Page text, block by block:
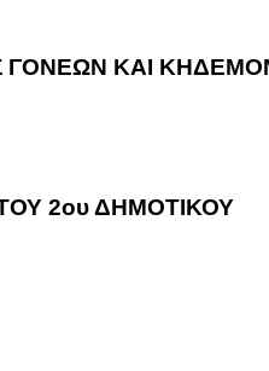
ΓΟΝΕΩΝ ΚΑΙ
2ου ΔΗΜΟΤΙΚΟΥ